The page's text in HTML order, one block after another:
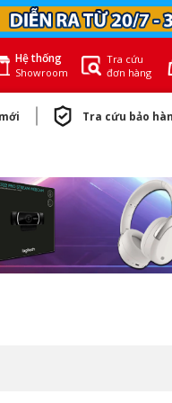
Hệ thống
Showroom
Tra cứu
đơn hàng
Tra cứu bảo